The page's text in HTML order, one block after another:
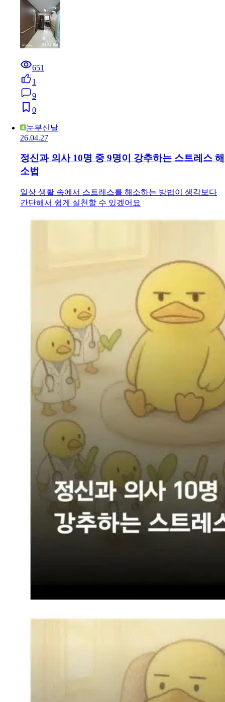
651
1
9
0
눈부신날
26.04.27
정신과 의사 10명 중 9명이 강추하는 스트레스 해
소법
일상 생활 속에서 스트레스를 해소하는 방법이 생각보다
간단해서 쉽게 실천할 수 있겠어요